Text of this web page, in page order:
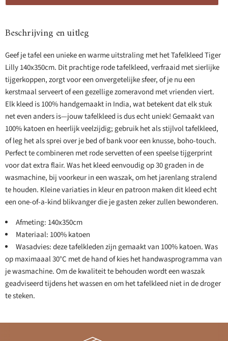
Beschrijving en uitleg
Geef je tafel een unieke en warme uitstraling met het Tafelkleed Tiger
Lilly 140x350cm. Dit prachtige rode tafelkleed, verfraaid met sierlijke
tijgerkoppen, zorgt voor een onvergetelijke sfeer, of je nu een
kerstmaal serveert of een gezellige zomeravond met vrienden viert.
Elk kleed is 100% handgemaakt in India, wat betekent dat elk stuk
net even anders is—jouw tafelkleed is dus echt uniek! Gemaakt van
100% katoen en heerlijk veelzijdig; gebruik het als stijlvol tafelkleed,
of leg het als sprei over je bed of bank voor een knusse, boho-touch.
Perfect te combineren met rode servetten of een speelse tijgerprint
voor dat extra flair. Was het kleed eenvoudig op 30 graden in de
wasmachine, bij voorkeur in een waszak, om het jarenlang stralend
te houden. Kleine variaties in kleur en patroon maken dit kleed echt
een one-of-a-kind blikvanger die je gasten zeker zullen bewonderen.
Afmeting: 140x350cm
Materiaal: 100% katoen
Wasadvies: deze tafelkleden zijn gemaakt van 100% katoen. Was
op maximaaal 30°C met de hand of kies het handwasprogramma van
je wasmachine. Om de kwaliteit te behouden wordt een waszak
geadviseerd tijdens het wassen en om het tafelkleed niet in de droger
te steken.